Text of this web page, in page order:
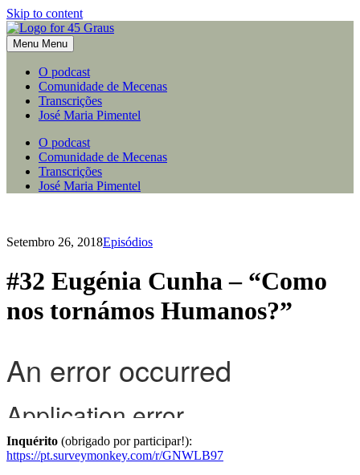
Skip to content
Menu Menu
O podcast
Comunidade de Mecenas
Transcrições
José Maria Pimentel
O podcast
Comunidade de Mecenas
Transcrições
José Maria Pimentel
Setembro 26, 2018Episódios
#32 Eugénia Cunha – “Como
nos tornámos Humanos?”
Inquérito (obrigado por participar!):
https://pt.surveymonkey.com/r/GNWLB97